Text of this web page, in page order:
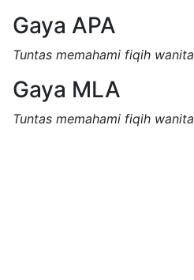
Gaya APA
Tuntas memahami fiqih wanita
Gaya MLA
Tuntas memahami fiqih wanita